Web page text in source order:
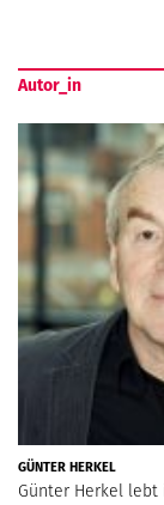
Autor_in
GÜNTER HERKEL
Günter Herkel